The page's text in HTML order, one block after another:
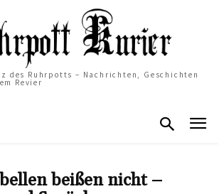
des Ruhrpotts – Nachrichten, Geschichten
Revier
beißen nicht –